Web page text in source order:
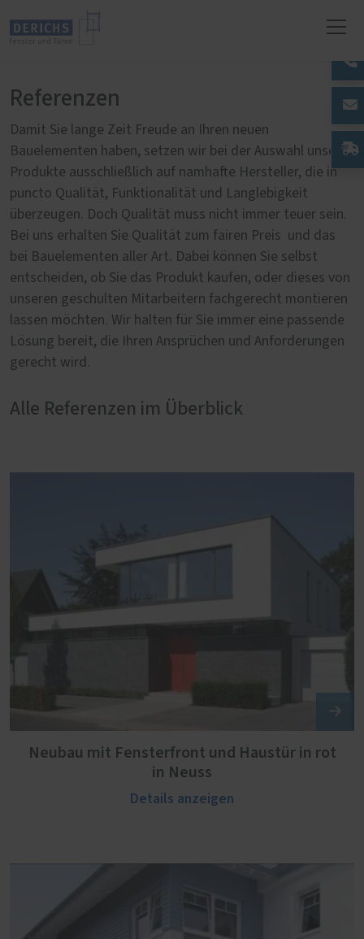
Referenzen
Damit Sie lange Zeit Freude an Ihren neuen
Bauelementen haben, setzen wir bei der Auswahl unserer
Produkte ausschließlich auf namhafte Hersteller, die in
puncto Qualität, Funktionalität und Langlebigkeit
überzeugen. Doch Qualität muss nicht immer teuer sein.
Bei uns erhalten Sie Qualität zum fairen Preis und das
bei Bauelementen aller Art. Dabei können Sie selbst
entscheiden, ob Sie das Produkt kaufen, oder dieses von
unseren geschulten Mitarbeitern fachgerecht montieren
lassen möchten. Wir halten für Sie immer eine passende
Lösung bereit, die Ihren Ansprüchen und Anforderungen
gerecht wird.
Alle Referenzen im Überblick
Neubau mit Fensterfront und Haustür in rot
in Neuss
Details anzeigen